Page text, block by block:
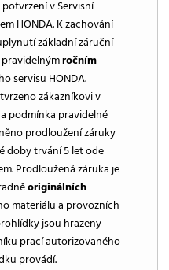
v Servisní
HONDA. K zachování
základní záruční
ročním
servisu HONDA.
zákazníkovi v
podmínka pravidelné
prodloužení záruky
doby trvání 5 let ode
Prodloužená záruka je
originálních
materiálu a provozních
jsou hrazeny
prací autorizovaného
provádí.